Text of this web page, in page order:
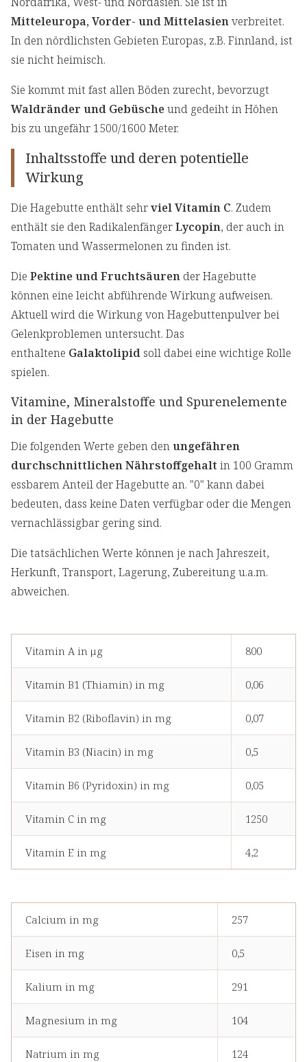
Mitteleuropa, Vorder- und Mittelasienverbreitet.
In den nördlichsten Gebieten Europas, z.B. Finnland, ist
sie nicht heimisch.
Sie kommt mit fast allen Böden zurecht, bevorzugt
Waldränder und Gebüscheund gedeiht in Höhen
bis zu ungefähr 1500/1600 Meter.
Inhaltsstoffe und deren potentielle
Wirkung
Die Hagebutte enthält sehrviel Vitamin C. Zudem
enthält sie den RadikalenfängerLycopin, der auch in
Tomaten und Wassermelonen zu finden ist.
Die Pektine und Fruchtsäuren der Hagebutte
können eine leicht abführende Wirkung aufweisen.
Aktuell wird die Wirkung von Hagebuttenpulver bei
Gelenkproblemen untersucht. Das
enthaltene Galaktolipid soll dabei eine wichtige Rolle
spielen.
Vitamine, Mineralstoffe und Spurenelemente
in der Hagebutte
Die folgenden Werte geben denungefähren
durchschnittlichen Nährstoffgehalt in 100 Gramm
essbarem Anteil der Hagebutte an. "0" kann dabei
bedeuten, dass keine Daten verfügbar oder die Mengen
vernachlässigbar gering sind.
Die tatsächlichen Werte können je nach Jahreszeit,
Herkunft, Transport, Lagerung, Zubereitung u.a.m.
abweichen.
Vitamin A in μg 800
Vitamin B1 (Thiamin) in mg 0,06
Vitamin B2 (Riboflavin) in mg 0,07
Vitamin B3 (Niacin) in mg 0,5
Vitamin B6 (Pyridoxin) in mg 0,05
Vitamin C in mg 1250
Vitamin E in mg 4,2
Calcium in mg 257
Eisen in mg 0,5
Kalium in mg 291
Magnesium in mg 104
Natrium in mg 124